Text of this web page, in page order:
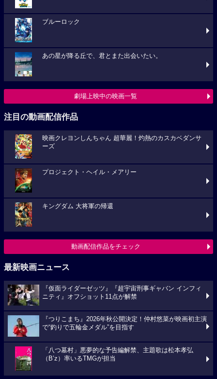
ブルーロック
あの星が降る丘で、君とまた出会いたい。
劇場上映中の映画一覧
注目の動画配信作品
映画クレヨンしんちゃん 超華麗！灼熱のカスカベダンサ
ーズ
プロジェクト・ヘイル・メアリー
キングダム 大将軍の帰還
動画配信作品をチェック
最新映画ニュース
『仮面ライダーゼッツ』『超宇宙刑事ギャバン インフィ
ニティ』オフショット11点が解禁
『つりこまち』2026年秋公開決定！仲村悠菜が映画初主演
で“釣りで五輪金メダル”を目指す
「八つ墓村」悪夢的な予告編解禁、主題歌は松本孝弘
（B’z）率いるTMGが担当